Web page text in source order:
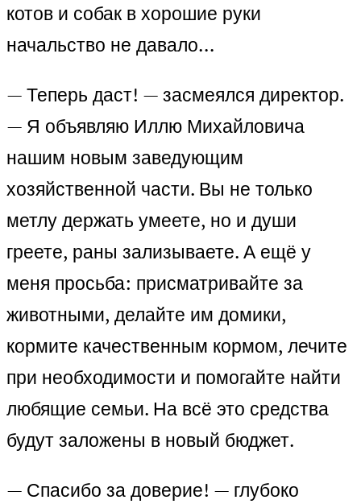
котов и собак в хорошие руки
начальство не давало…
— Теперь даст! — засмеялся директор.
— Я объявляю Иллю Михайловича
нашим новым заведующим
хозяйственной части. Вы не только
метлу держать умеете, но и души
греете, раны зализываете. А ещё у
меня просьба: присматривайте за
животными, делайте им домики,
кормите качественным кормом, лечите
при необходимости и помогайте найти
любящие семьи. На всё это средства
будут заложены в новый бюджет.
— Спасибо за доверие! — глубоко